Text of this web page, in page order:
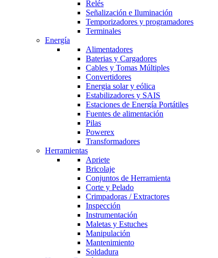
Relés
Señalización e Iluminación
Temporizadores y programadores
Terminales
Energía
Alimentadores
Baterias y Cargadores
Cables y Tomas Múltiples
Convertidores
Energia solar y eólica
Estabilizadores y SAIS
Estaciones de Energía Portátiles
Fuentes de alimentación
Pilas
Powerex
Transformadores
Herramientas
Apriete
Bricolaje
Conjuntos de Herramienta
Corte y Pelado
Crimpadoras / Extractores
Inspección
Instrumentación
Maletas y Estuches
Manipulación
Mantenimiento
Soldadura